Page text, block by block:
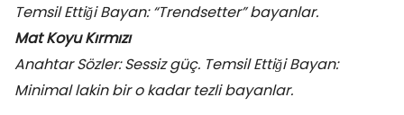
Temsil Ettiği Bayan: “Trendsetter” bayanlar.
Mat Koyu Kırmızı
Anahtar Sözler: Sessiz güç. Temsil Ettiği Bayan:
Minimal lakin bir o kadar tezli bayanlar.